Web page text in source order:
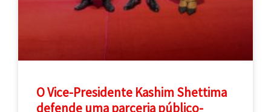
O Vice-Presidente Kashim Shettima
defende uma parceria público-